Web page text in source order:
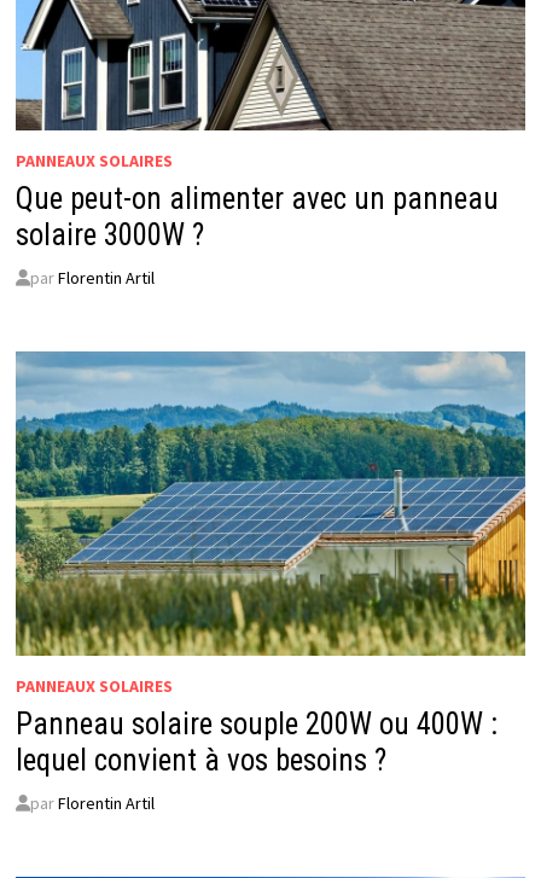
PANNEAUX SOLAIRES
Que peut-on alimenter avec un panneau
solaire 3000W ?
parFlorentin Artil
PANNEAUX SOLAIRES
Panneau solaire souple 200W ou 400W :
lequel convient à vos besoins ?
parFlorentin Artil